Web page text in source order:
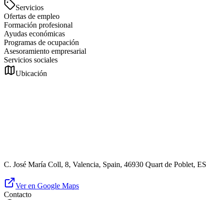
Servicios
Ofertas de empleo
Formación profesional
Ayudas económicas
Programas de ocupación
Asesoramiento empresarial
Servicios sociales
Ubicación
C. José María Coll, 8, Valencia, Spain, 46930 Quart de Poblet, ES
Ver en Google Maps
Contacto